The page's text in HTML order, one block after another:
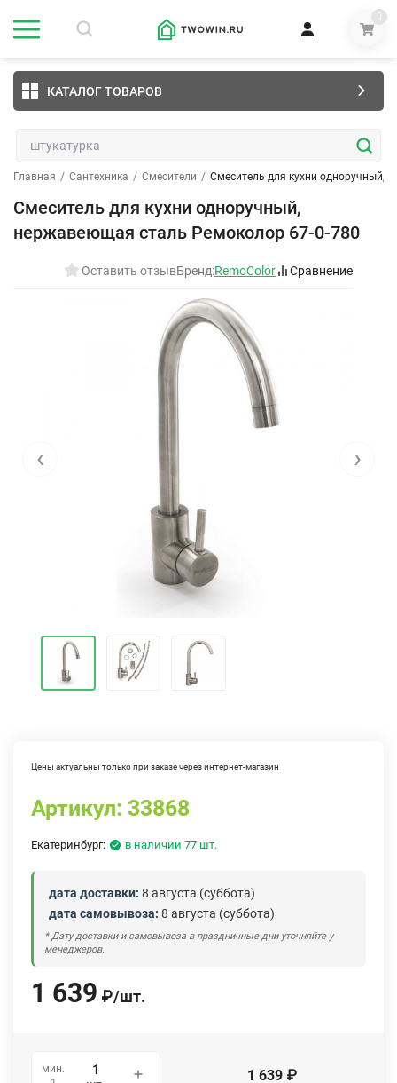
0
КАТАЛОГ ТОВАРОВ
Главная / Сантехника / Смесители / Смеситель для кухни одноручный,
Смеситель для кухни одноручный,
нержавеющая сталь Ремоколор 67-0-780
Оставить отзывБренд:RemoColor Сравнение
‹ ›
Цены актуальны только при заказе через интернет-магазин
Артикул: 33868
Екатеринбург: в наличии 77 шт.
дата доставки: 8 августа (суббота)
дата самовывоза: 8 августа (суббота)
* Дату доставки и самовывоза в праздничные дни уточняйте у
менеджеров.
1 639 ₽/шт.
мин.
1 639 ₽